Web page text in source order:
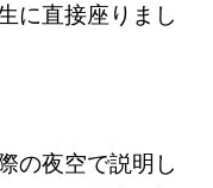
に直接座りまし
の夜空で説明し